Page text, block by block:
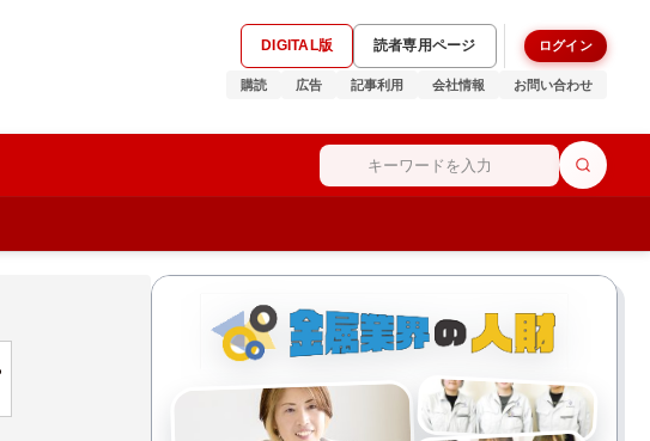
DIGITAL版 読者専用ページ ログイン
購読 広告 記事利用 会社情報 お問い合わせ